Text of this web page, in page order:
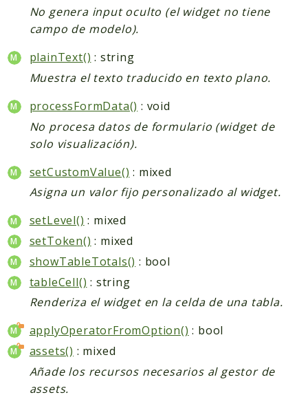
No genera input oculto (el widget no tiene
campo de modelo).
plainText() : string
Muestra el texto traducido en texto plano.
processFormData() : void
No procesa datos de formulario (widget de
solo visualización).
setCustomValue() : mixed
Asigna un valor fijo personalizado al widget.
setLevel() : mixed
setToken() : mixed
showTableTotals() : bool
tableCell() : string
Renderiza el widget en la celda de una tabla.
applyOperatorFromOption() : bool
assets() : mixed
Añade los recursos necesarios al gestor de
assets.